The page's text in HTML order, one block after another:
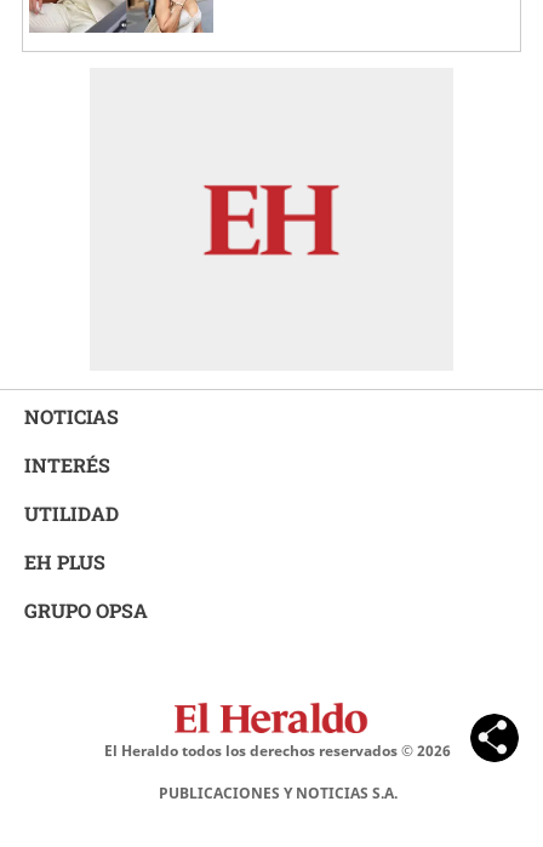
NOTICIAS
INTERÉS
UTILIDAD
EH PLUS
GRUPO OPSA
El Heraldo todos los derechos reservados ©2026
PUBLICACIONES Y NOTICIAS S.A.